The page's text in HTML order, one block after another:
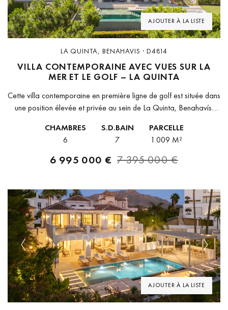
AJOUTER À LA LISTE
LA QUINTA, BENAHAVIS · D4814
VILLA CONTEMPORAINE AVEC VUES SUR LA
MER ET LE GOLF – LA QUINTA
Cette villa contemporaine en première ligne de golf est située dans
une position élevée et privée au sein de La Quinta, Benahavís.
CHAMBRES
6
S.D.BAIN
7
PARCELLE
1 009 M²
6 995 000 € 7 395 000 €
AJOUTER À LA LISTE
Previous Next